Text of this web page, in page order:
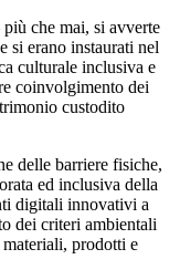
che mai, si avverte
si erano instaurati nel
culturale inclusiva e
coinvolgimento dei
custodito
delle barriere fisiche,
ed inclusiva della
digitali innovativi a
dei criteri ambientali
prodotti e